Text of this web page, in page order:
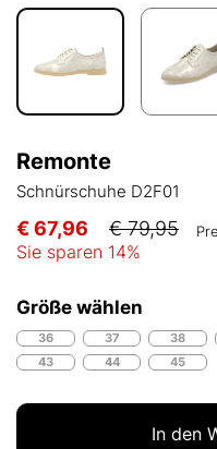
Remonte
Schnürschuhe D2F01
€ 67,96 € 79,95
Sie sparen 14%
Größe wählen
36 37 38
43
44 45
In den